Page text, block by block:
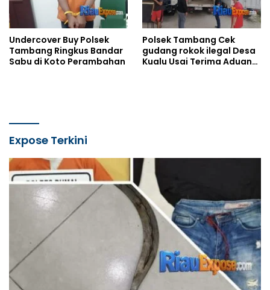
Undercover Buy Polsek
Tambang Ringkus Bandar
Sabu di Koto Perambahan
Polsek Tambang Cek
gudang rokok ilegal Desa
Kualu Usai Terima Aduan
Expose Terkini